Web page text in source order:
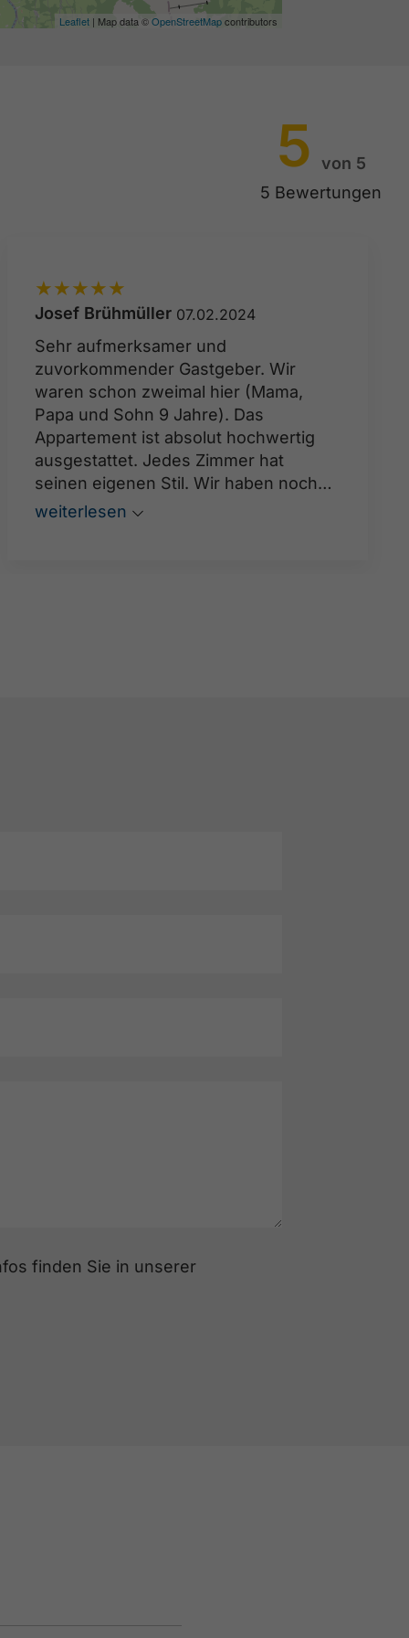
Leaflet| Map data ©OpenStreetMapcontributors
5
von 5
5 Bewertungen
★★★★★
Josef Brühmüller 07.02.2024
Sehr aufmerksamer und
zuvorkommender Gastgeber. Wir
waren schon zweimal hier (Mama,
Papa und Sohn 9 Jahre). Das
Appartement ist absolut hochwertig
ausgestattet. Jedes Zimmer hat
seinen eigenen Stil. Wir haben noch
nichts gemütlicheres bzw.
weiterlesen
finden Sie in unserer